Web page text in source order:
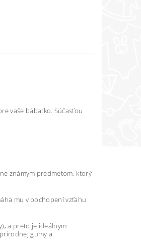
vaše bábätko. Súčasťou
známym predmetom, ktorý
mu v pochopení vzťahu
a preto je ideálnym
gumy a